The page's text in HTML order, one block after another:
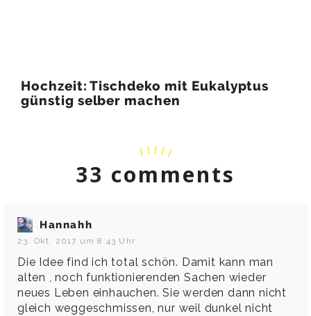
Hochzeit: Tischdeko mit Eukalyptus
günstig selber machen
33 comments
Hannahh
23. Okt. 2017 um 8:43 Uhr
Die Idee find ich total schön. Damit kann man
alten , noch funktionierenden Sachen wieder
neues Leben einhauchen. Sie werden dann nicht
gleich weggeschmissen, nur weil dunkel nicht